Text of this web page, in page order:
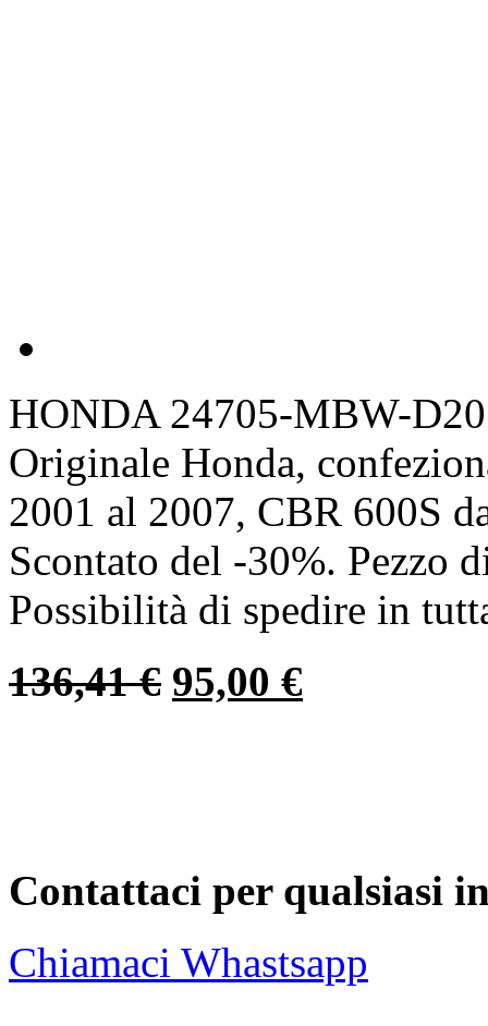
HONDA 24705-MBW-
Originale Honda,
2001 al 2007, CBR 600S
Scontato del -30%. Pezzo
Possibilità di spedire in
136,41€ 95,00 €
Contattaci per qualsiasi
Chiamaci Whastsapp